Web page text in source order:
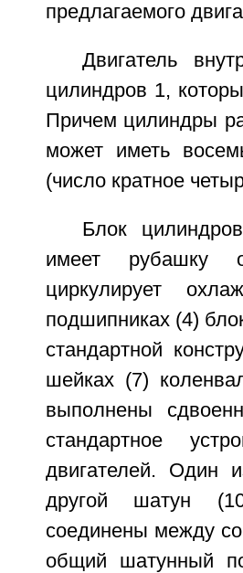
предлагаемого
Двигатель
цилиндров 1,
Причем цилиндры
может иметь
(число кратное
Блок
имеет рубашку
циркулирует
подшипниках (4)
стандартной
шейках (7)
выполнены
стандартное
двигателей. Один
другой шатун
соединены между
общий шатунный